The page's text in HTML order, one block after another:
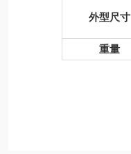
外型尺寸
重量